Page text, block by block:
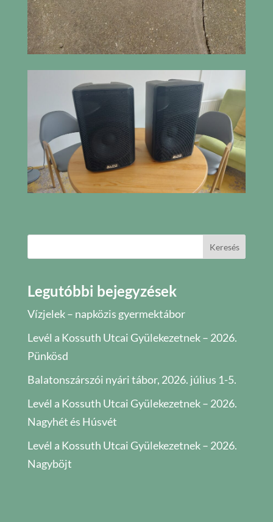
Keresés
Legutóbbi bejegyzések
Vízjelek – napközis gyermektábor
Levél a Kossuth Utcai Gyülekezetnek – 2026.
Pünkösd
Balatonszárszói nyári tábor, 2026. július 1-5.
Levél a Kossuth Utcai Gyülekezetnek – 2026.
Nagyhét és Húsvét
Levél a Kossuth Utcai Gyülekezetnek – 2026.
Nagyböjt